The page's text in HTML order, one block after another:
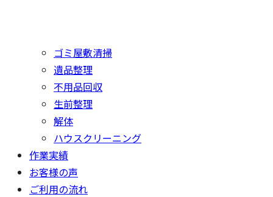
ゴミ屋敷清掃
遺品整理
不用品回収
生前整理
解体
ハウスクリーニング
作業実績
お客様の声
ご利用の流れ